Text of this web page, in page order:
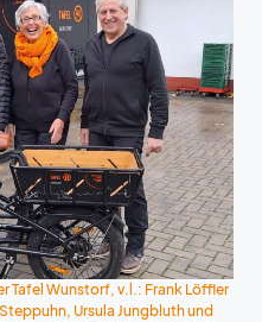
Tafel Wunstorf, v.l.: Frank Löffler
Ursula Jungbluth und